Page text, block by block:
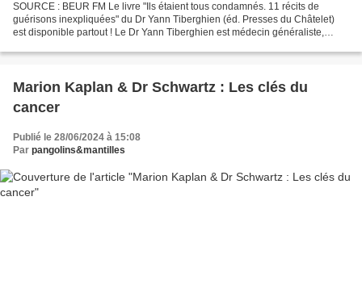
SOURCE : BEUR FM Le livre "Ils étaient tous condamnés. 11 récits de
guérisons inexpliquées" du Dr Yann Tiberghien (éd. Presses du Châtelet)
est disponible partout ! Le Dr Yann Tiberghien est médecin généraliste,
Marion Kaplan & Dr Schwartz : Les clés du
cancer
Publié le 28/06/2024 à 15:08
Par pangolins&mantilles